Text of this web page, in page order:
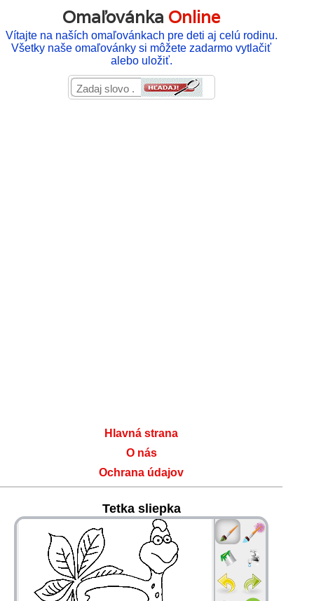
Omaľovánka Online
Vítajte na naších omaľovánkach pre deti aj celú rodinu.
Všetky naše omaľovánky si môžete zadarmo vytlačiť
alebo uložiť.
Hlavná strana
O nás
Ochrana údajov
Tetka sliepka